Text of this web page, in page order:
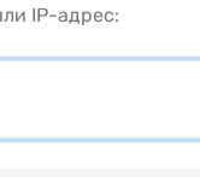
IP-адрес: